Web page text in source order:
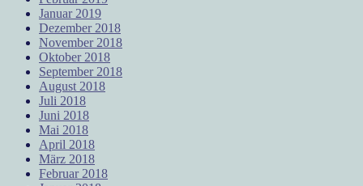
Januar 2019
Dezember 2018
November 2018
Oktober 2018
September 2018
August 2018
Juli 2018
Juni 2018
Mai 2018
April 2018
März 2018
Februar 2018